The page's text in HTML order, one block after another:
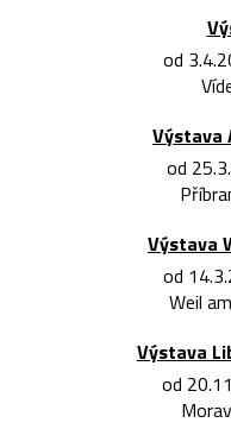
od
Výstava
od
Výstava
od
Weil
Výstava
od